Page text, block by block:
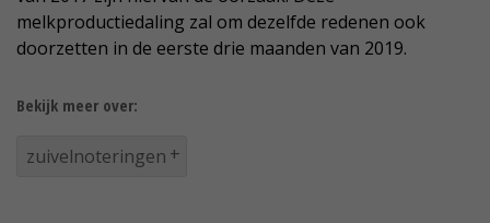
melkproductiedaling zal om dezelfde redenen ook
doorzetten in de eerste drie maanden van 2019.
Bekijk meer over:
zuivelnoteringen